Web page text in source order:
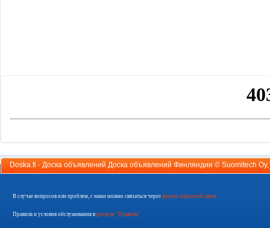
Doska.fi - Доска объявлений Доска объявлений Финляндии © Suomitech Oy
В случае вопросов или проблем, с нами можно связаться через форму обратной связи
Правила и условия обслуживания в разделе "Правила"